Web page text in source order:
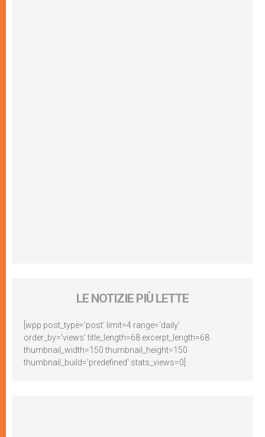
LE NOTIZIE PIÙ LETTE
[wpp post_type='post' limit=4 range='daily'
order_by='views' title_length=68 excerpt_length=68
thumbnail_width=150 thumbnail_height=150
thumbnail_build='predefined' stats_views=0]